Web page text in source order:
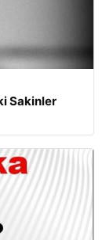
Sakinler